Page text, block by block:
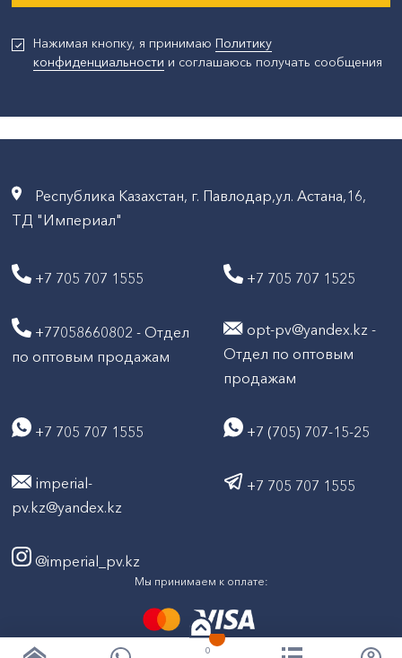
0
Нажимая кнопку, я принимаю Политику
конфиденциальности и соглашаюсь получать сообщения
Республика Казахстан, г. Павлодар,ул. Астана,16,
ТД "Империал"
+7 705 707 1555 +7 705 707 1525
+77058660802 - Отдел
по оптовым продажам
opt-pv@yandex.kz -
Отдел по оптовым
продажам
+7 705 707 1555 +7 (705) 707-15-25
imperial-
pv.kz@yandex.kz
+7 705 707 1555
@imperial_pv.kz
Мы принимаем к оплате: